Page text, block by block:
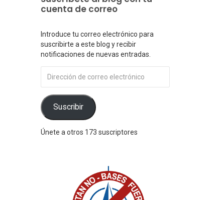
cuenta de correo
Introduce tu correo electrónico para
suscribirte a este blog y recibir
notificaciones de nuevas entradas.
de
correo
electrónico
Suscribir
Únete a otros 173 suscriptores